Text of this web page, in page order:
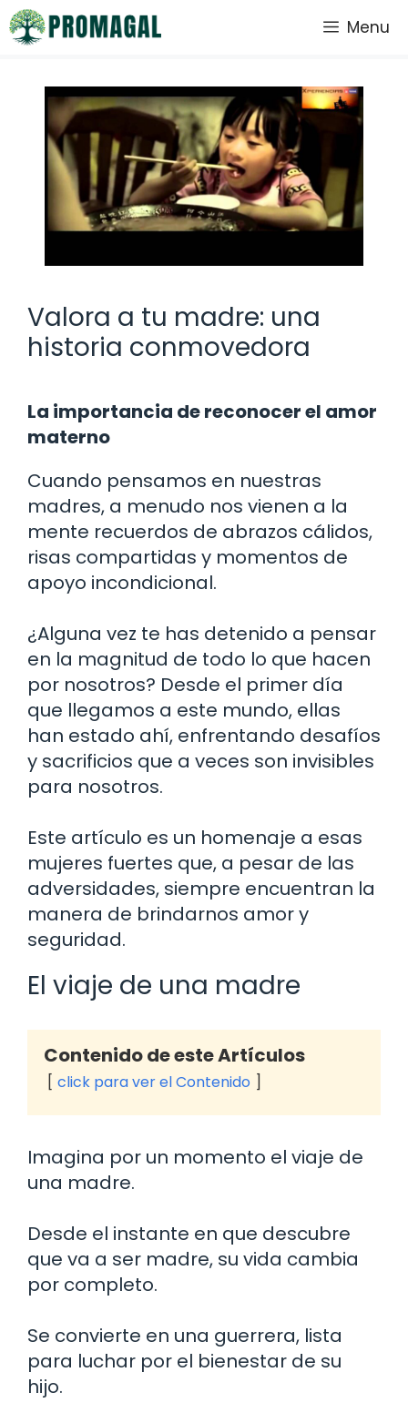
Saltar
al
Menu
Valora a tu madre: una
historia conmovedora
La importancia de reconocer el amor
materno
Cuando pensamos en nuestras
madres, a menudo nos vienen a la
mente recuerdos de abrazos cálidos,
risas compartidas y momentos de
apoyo incondicional.
¿Alguna vez te has detenido a pensar
en la magnitud de todo lo que hacen
por nosotros? Desde el primer día
que llegamos a este mundo, ellas
han estado ahí, enfrentando desafíos
y sacrificios que a veces son invisibles
para nosotros.
Este artículo es un homenaje a esas
mujeres fuertes que, a pesar de las
adversidades, siempre encuentran la
manera de brindarnos amor y
seguridad.
El viaje de una madre
Contenido de este Artículos
click para ver el Contenido
Imagina por un momento el viaje de
una madre.
Desde el instante en que descubre
que va a ser madre, su vida cambia
por completo.
Se convierte en una guerrera, lista
para luchar por el bienestar de su
hijo.